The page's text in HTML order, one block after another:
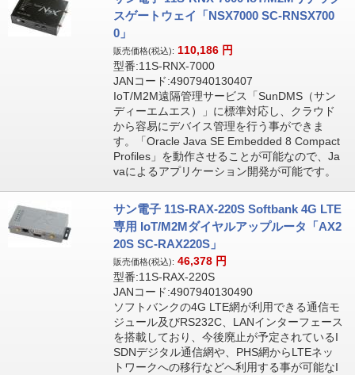
スゲートウェイ「NSX7000 SC-RNSX700
0」
販売価格(税込): 110,186 円
型番:11S-RNX-7000
JANコード:4907940130407
IoT/M2M遠隔管理サービス「SunDMS（サン
ディーエムエス）」に標準対応し、クラウド
から容易にデバイス管理を行う事ができま
す。「Oracle Java SE Embedded 8 Compact
Profiles」を動作させることが可能なので、Ja
vaによるアプリケーション開発が可能です。
サン電子 11S-RAX-220S Softbank 4G LTE
専用 IoT/M2Mダイヤルアップルータ「AX2
20S SC-RAX220S」
販売価格(税込): 46,378 円
型番:11S-RAX-220S
JANコード:4907940130490
ソフトバンクの4G LTE網が利用できる通信モ
ジュール及びRS232C、LANインターフェース
を搭載しており、今後廃止が予定されているI
SDNデジタル通信網や、PHS網からLTEネッ
トワークへの移行などへ利用する事が可能なI